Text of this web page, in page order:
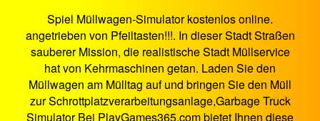
Spiel Müllwagen-Simulator kostenlos online.
angetrieben von Pfeiltasten!!!. In dieser Stadt Straßen
sauberer Mission, die realistische Stadt Müllservice
hat von Kehrmaschinen getan. Laden Sie den
Müllwagen am Mülltag auf und bringen Sie den Müll
zur Schrottplatzverarbeitungsanlage,Garbage Truck
Simulator Bei PlayGames365.com bietet Ihnen diese